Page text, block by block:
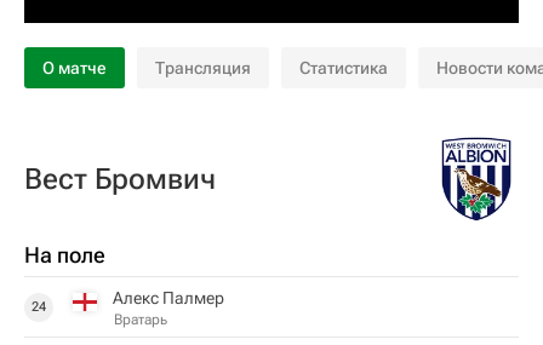
О матче Трансляция Статистика Новости
Вест Бромвич
На поле
24 Алекс Палмер
Вратарь